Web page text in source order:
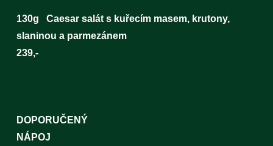
130g Caesar salát s kuřecím masem, krutony,
slaninou a parmezánem
239,-
DOPORUČENÝ